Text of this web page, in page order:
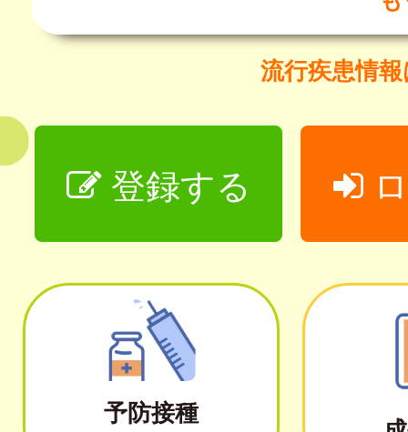
流行疾患情
登録する
予防接種